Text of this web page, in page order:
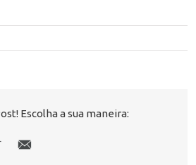
Escolha a sua maneira: